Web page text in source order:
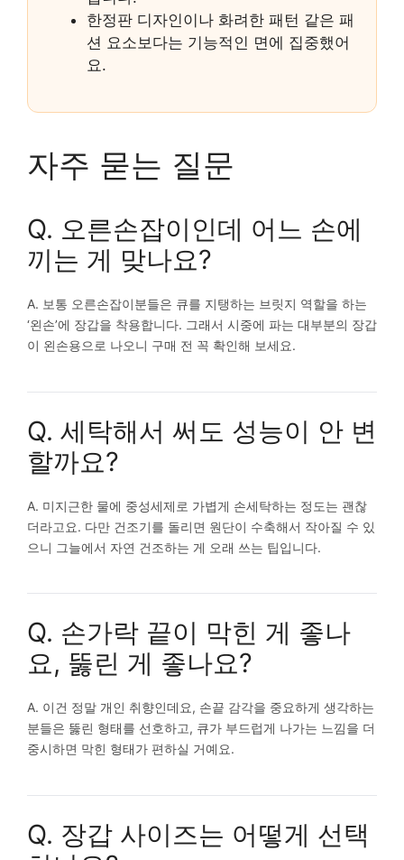
한정판 디자인이나 화려한 패턴 같은 패
션 요소보다는 기능적인 면에 집중했어
요.
자주 묻는 질문
Q. 오른손잡이인데 어느 손에
끼는 게 맞나요?
A. 보통 오른손잡이분들은 큐를 지탱하는 브릿지 역할을 하는
‘왼손’에 장갑을 착용합니다. 그래서 시중에 파는 대부분의 장갑
이 왼손용으로 나오니 구매 전 꼭 확인해 보세요.
Q. 세탁해서 써도 성능이 안 변
할까요?
A. 미지근한 물에 중성세제로 가볍게 손세탁하는 정도는 괜찮
더라고요. 다만 건조기를 돌리면 원단이 수축해서 작아질 수 있
으니 그늘에서 자연 건조하는 게 오래 쓰는 팁입니다.
Q. 손가락 끝이 막힌 게 좋나
요, 뚫린 게 좋나요?
A. 이건 정말 개인 취향인데요, 손끝 감각을 중요하게 생각하는
분들은 뚫린 형태를 선호하고, 큐가 부드럽게 나가는 느낌을 더
중시하면 막힌 형태가 편하실 거예요.
Q. 장갑 사이즈는 어떻게 선택